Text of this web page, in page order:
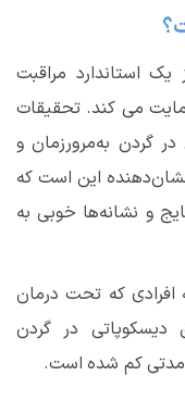
یک استاندارد مراقبت
می کند. تحقیقات
گردن به‌مرورزمان و
این است که
و نشانه‌ها خوبی به
که تحت درمان
دیسکوپاتی در گردن
مدتی کم شده است.